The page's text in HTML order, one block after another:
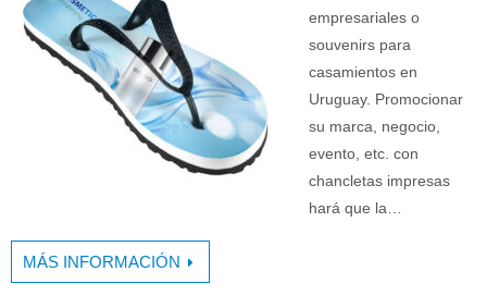
empresariales o
souvenirs para
casamientos en
Uruguay. Promocionar
su marca, negocio,
evento, etc. con
chancletas impresas
hará que la…
MÁS INFORMACIÓN